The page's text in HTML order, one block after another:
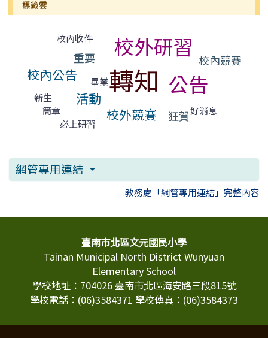
標籤雲
校內收件 校外研習
重要
校內公告 轉知
校內競賽
畢業 公告
新生 活動
簡章
必上研習
校外競賽 狂賀好消息
網管專用連結
教務處「網管專用連結」完整內容
頁尾區域內容臺南市北區文元國民小學
Tainan Municipal North District Wunyuan
Elementary School
學校地址：704026 臺南市北區海安路三段815號
學校電話：(06)3584371 學校傳真：(06)3584373